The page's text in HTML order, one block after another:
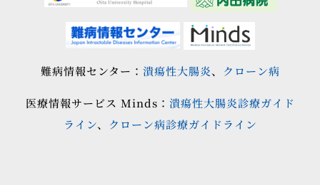
難病情報センター： 潰瘍性大腸炎、 クローン病
医療情報サービス Minds： 潰瘍性大腸炎診療ガイド
ライン、 クローン病診療ガイドライン